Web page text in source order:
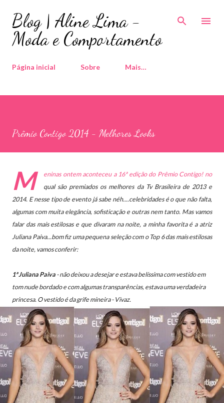
Pular para o conteúdo principal
Blog | Aline Lima -
Moda e Comportamento
Página inicial Sobre Mais…
Prêmio Contigo 2014 - Melhores Looks
M
eninas ontem aconteceu a 16ª edição do Prêmio Contigo! no
qual são premiados os melhores da Tv Brasileira de 2013 e
2014. E nesse tipo de evento já sabe néh....celebridades é o que não falta,
algumas com muita elegância, sofisticação e outras nem tanto. Mas vamos
falar das mais estilosas e que divaram na noite, a minha favorita é a atriz
Juliana Paiva...bom fiz uma pequena seleção com o Top 6 das mais estilosas
da noite, vamos conferir:
1ª Juliana Paiva - não deixou a desejar e estava belíssima com vestido em
tom nude bordado e com algumas transparências, estava uma verdadeira
princesa. O vestido é da grife mineira - Vivaz.